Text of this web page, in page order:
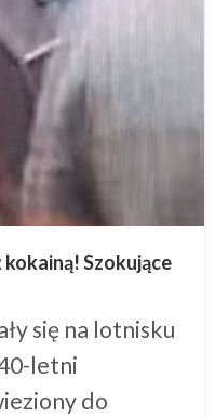
kokainą! Szokujące
się na lotnisku
letni
do